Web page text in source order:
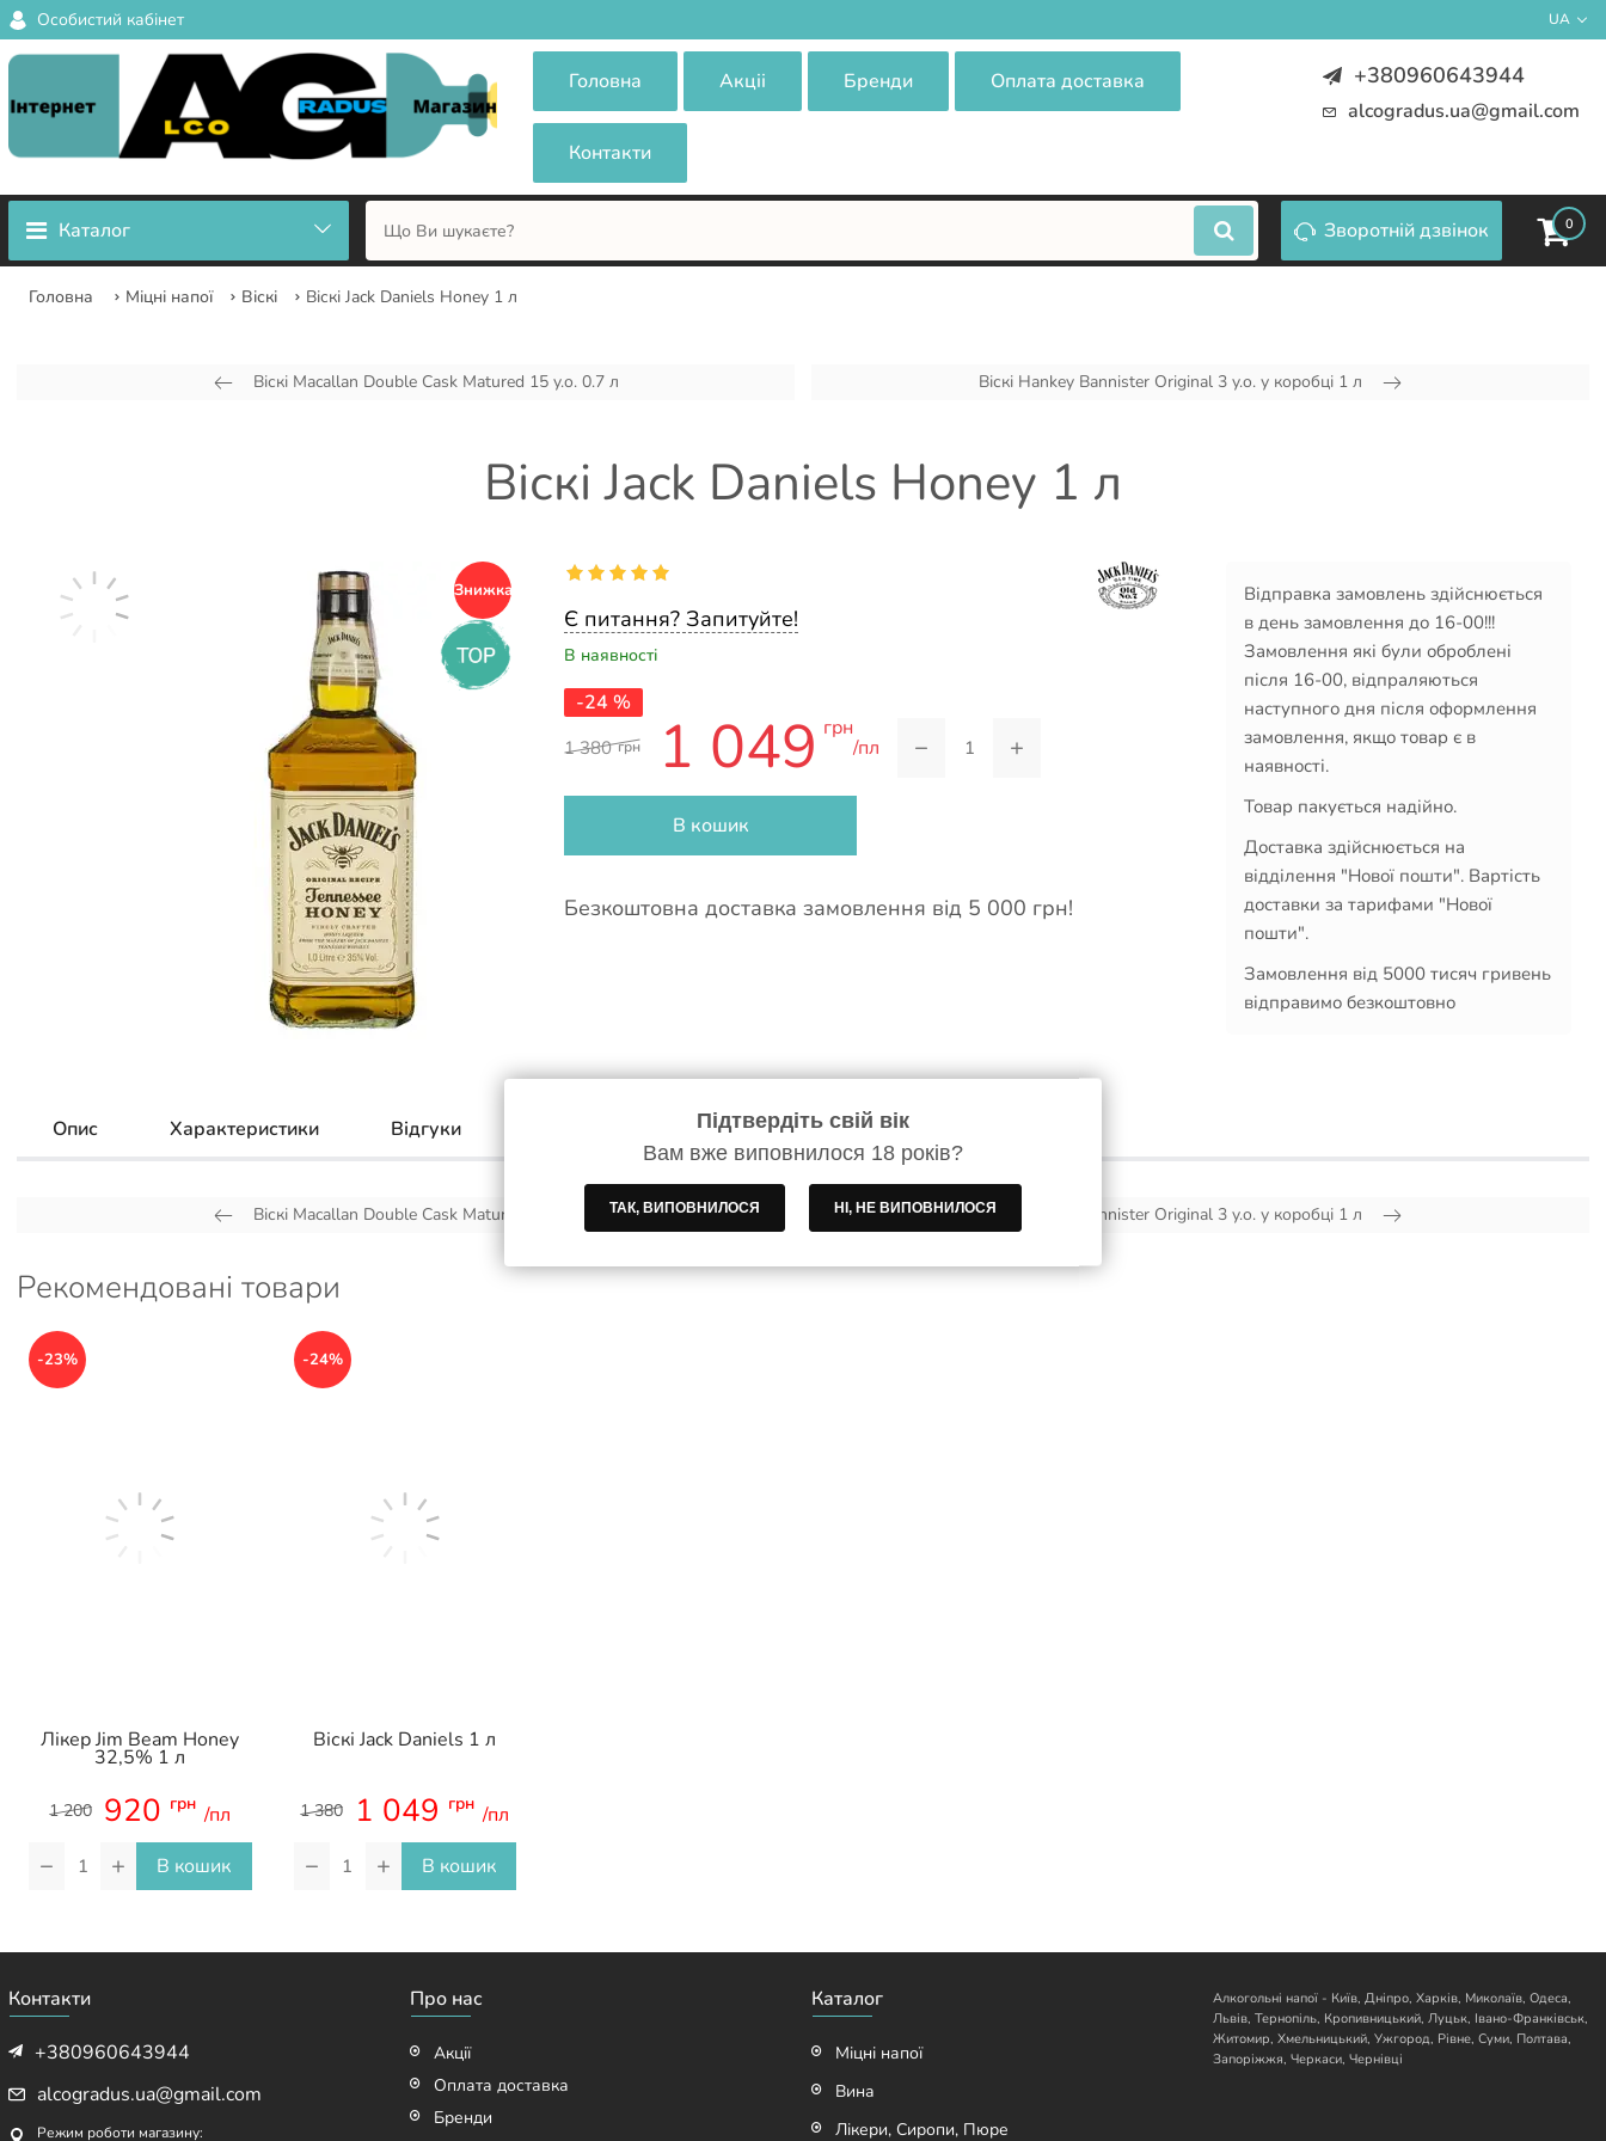
Особистий кабінет UA
Головна Акціі Бренди Оплата доставка
Контакти
+380960643944
alcogradus.ua@gmail.com
Каталог Зворотній дзвінок 0
Головна Міцні напої Віскі Віскі Jack Daniels Honey 1 л
Віскі Macallan Double Cask Matured 15 y.o. 0.7 л Віскі Hankey Bannister Original 3 y.o. у коробці 1 л
Віскі Jack Daniels Honey 1 л
Знижка
Є питання? Запитуйте!
В наявності
1 380 грн 1 049 грн
/пл
-24 %
− +
В кошик
Безкоштовна доставка замовлення від 5 000 грн!
Відправка замовлень здійснюється
в день замовлення до 16-00!!!
Замовлення які були оброблені
після 16-00, відпраляються
наступного дня після оформлення
замовлення, якщо товар є в
наявності.
Товар пакується надійно.
Доставка здійснюється на
відділення "Нової пошти". Вартість
доставки за тарифами "Нової
пошти".
Замовлення від 5000 тисяч гривень
відправимо безкоштовно
Опис Характеристики Відгуки
Віскі Macallan Double Cask Matured 15 y.o. 0.7 л Віскі Hankey Bannister Original 3 y.o. у коробці 1 л
Рекомендовані товари
-23%
Лікер Jim Beam Honey
32,5% 1 л
1 200 920 грн /пл
− + В кошик
-24%
Віскі Jack Daniels 1 л
1 380 1 049 грн /пл
− + В кошик
Контакти
+380960643944
alcogradus.ua@gmail.com
Режим роботи магазину:
Про нас
Акції
Оплата доставка
Бренди
Каталог
Міцні напої
Вина
Лікери, Сиропи, Пюре
Алкогольні напої - Київ, Дніпро, Харків, Миколаїв, Одеса,
Львів, Тернопіль, Кропивницький, Луцьк, Івано-Франківськ,
Житомир, Хмельницький, Ужгород, Рівне, Суми, Полтава,
Запоріжжя, Черкаси, Чернівці
Підтвердіть свій вік
Вам вже виповнилося 18 років?
ТАК, ВИПОВНИЛОСЯ НІ, НЕ ВИПОВНИЛОСЯ